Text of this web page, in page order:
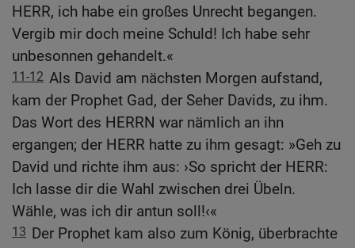
HERR, ich habe ein großes Unrecht begangen.
Vergib mir doch meine Schuld! Ich habe sehr
unbesonnen gehandelt.«
11-12 Als David am nächsten Morgen aufstand,
kam der Prophet Gad, der Seher Davids, zu ihm.
Das Wort des HERRN war nämlich an ihn
ergangen; der HERR hatte zu ihm gesagt: »Geh zu
David und richte ihm aus: ›So spricht der HERR:
Ich lasse dir die Wahl zwischen drei Übeln.
Wähle, was ich dir antun soll!‹«
13 Der Prophet kam also zum König, überbrachte